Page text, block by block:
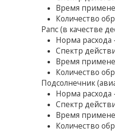
Время
Количество
Рапс (в качестве
Норма расхода
Спектр
Время
Количество
Подсолнечник
Норма расхода
Спектр
Время
Количество